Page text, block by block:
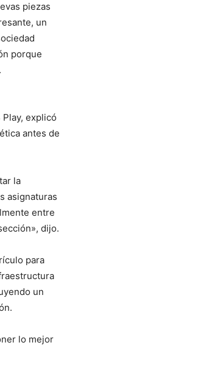
piezas
un
porque
explicó
antes de
la
asignaturas
entre
dijo.
para
un
lo mejor